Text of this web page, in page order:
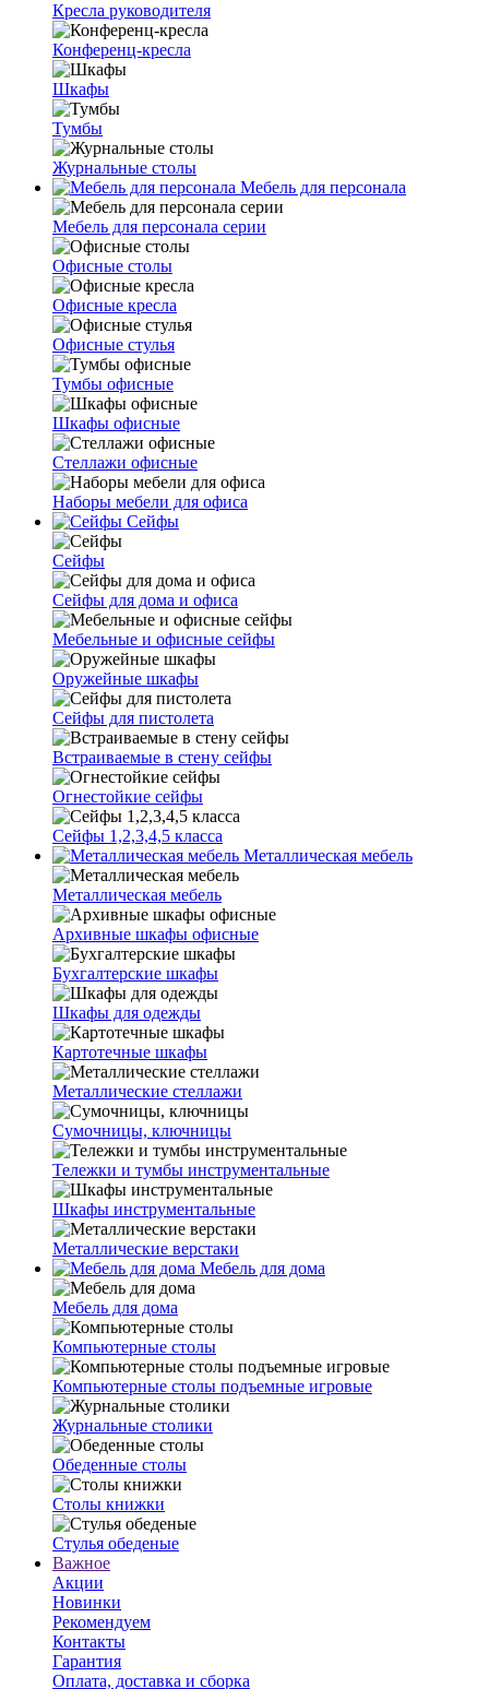
Кресла руководителя
Конференц-кресла
Шкафы
Тумбы
Журнальные столы
Мебель для персонала
Мебель для персонала серии
Офисные столы
Офисные кресла
Офисные стулья
Тумбы офисные
Шкафы офисные
Стеллажи офисные
Наборы мебели для офиса
Сейфы
Сейфы
Сейфы для дома и офиса
Мебельные и офисные сейфы
Оружейные шкафы
Сейфы для пистолета
Встраиваемые в стену сейфы
Огнестойкие сейфы
Сейфы 1,2,3,4,5 класса
Металлическая мебель
Металлическая мебель
Архивные шкафы офисные
Бухгалтерские шкафы
Шкафы для одежды
Картотечные шкафы
Металлические стеллажи
Сумочницы, ключницы
Тележки и тумбы инструментальные
Шкафы инструментальные
Металлические верстаки
Мебель для дома
Мебель для дома
Компьютерные столы
Компьютерные столы подъемные игровые
Журнальные столики
Обеденные столы
Столы книжки
Стулья обеденые
Важное
Акции
Новинки
Рекомендуем
Контакты
Гарантия
Оплата, доставка и сборка